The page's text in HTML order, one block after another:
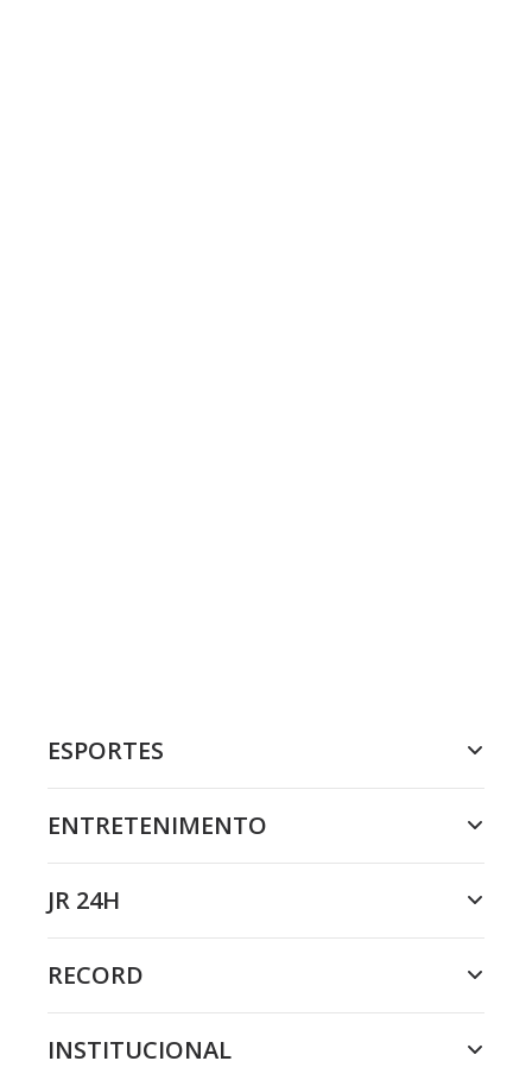
ESPORTES
ENTRETENIMENTO
JR 24H
RECORD
INSTITUCIONAL